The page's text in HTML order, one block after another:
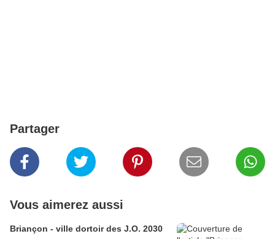
Partager
Vous aimerez aussi
Briançon - ville dortoir des J.O. 2030